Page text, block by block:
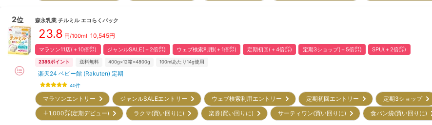
2位 森永乳業 チルミル エコらくパック
23.8 円/100ml 10,545円
マラソン11店(＋10倍㌽) ジャンルSALE(＋2倍㌽) ウェブ検索利用(＋1倍㌽) 定期初回(＋4倍㌽) 定期3ショップ(＋5倍㌽) SPU(＋2倍㌽)
2385ポイント 送料無料 400g×12箱=4800g 100mlあたり14g使用
楽天24 ベビー館 (Rakuten) 定期
40件
マラソンエントリー ジャンルSALEエントリー ウェブ検索利用エントリー 定期初回エントリー 定期3ショップ
＋1,000㌽(定期デビュー)
ラクマ(買い回りに) 楽券(買い回りに) サーティワン(買い回りに) 食パン袋(買い回りに)